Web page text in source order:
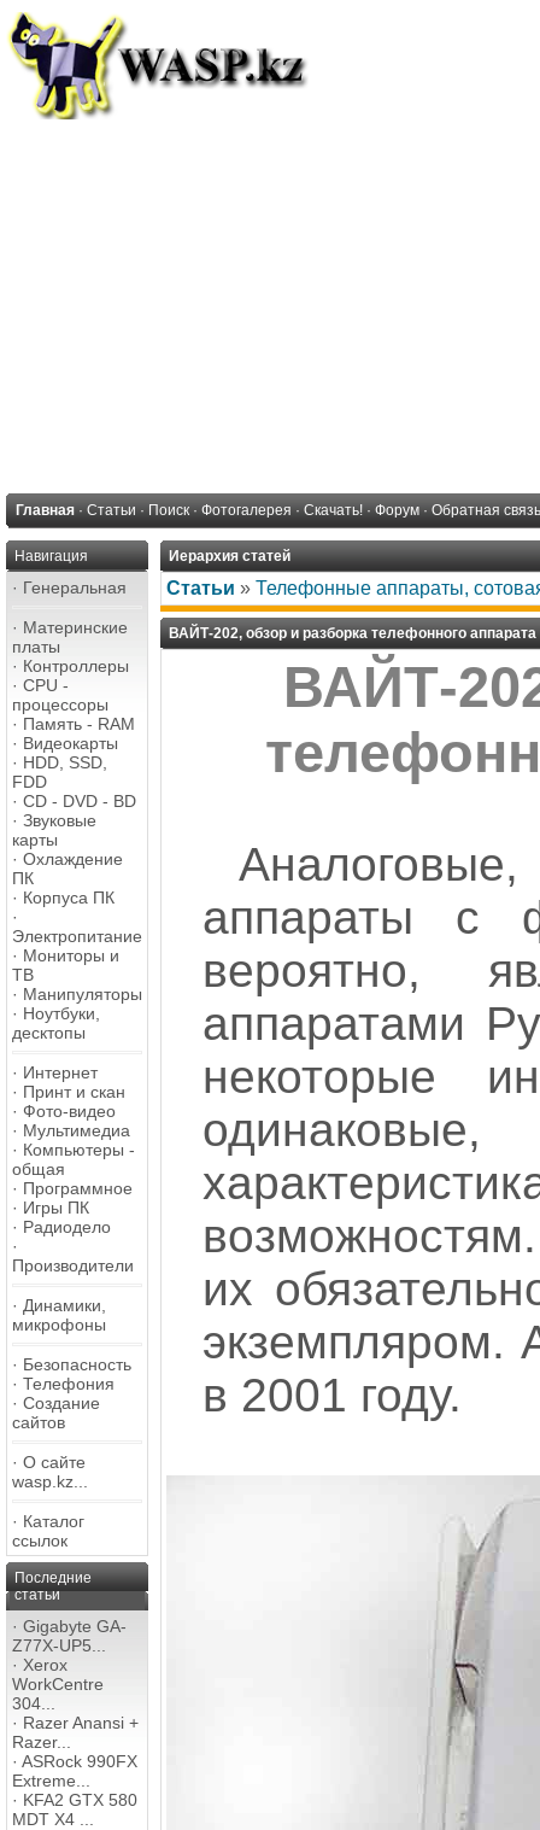
Главная · Статьи · Поиск · Фотогалерея · Скачать! · Форум · Обратная связь
Навигация
· Генеральная
· Материнские
платы
· Контроллеры
· CPU -
процессоры
· Память - RAM
· Видеокарты
· HDD, SSD,
FDD
· CD - DVD - BD
· Звуковые
карты
· Охлаждение
ПК
· Корпуса ПК
·
Электропитание
· Мониторы и
ТВ
· Манипуляторы
· Ноутбуки,
десктопы
· Интернет
· Принт и скан
· Фото-видео
· Мультимедиа
· Компьютеры -
общая
· Программное
· Игры ПК
· Радиодело
·
Производители
· Динамики,
микрофоны
· Безопасность
· Телефония
· Создание
сайтов
· О сайте
wasp.kz...
· Каталог
ссылок
Последние
статьи
· Gigabyte GA-
Z77X-UP5...
· Xerox
WorkCentre
304...
· Razer Anansi +
Razer...
· ASRock 990FX
Extreme...
· KFA2 GTX 580
MDT X4 ...
Иерархия статей
Статьи » Телефонные аппараты,
ВАЙТ-202, обзор и разборка телефонного
ВАЙТ-
аппараты с
вероятно,
аппаратами
некоторые
их
экземпляром.
в 2001 году.